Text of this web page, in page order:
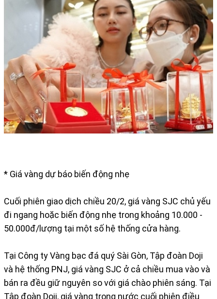
* Giá vàng dự báo biến động nhẹ
Cuối phiên giao dịch chiều 20/2, giá vàng SJC chủ yếu
đi ngang hoặc biến động nhẹ trong khoảng 10.000 -
50.000đ/lượng tại một số hệ thống cửa hàng.
Tại Công ty Vàng bạc đá quý Sài Gòn, Tập đoàn Doji
và hệ thống PNJ, giá vàng SJC ở cả chiều mua vào và
bán ra đều giữ nguyên so với giá chào phiên sáng. Tại
Tập đoàn Doji, giá vàng trong nước cuối phiên điều